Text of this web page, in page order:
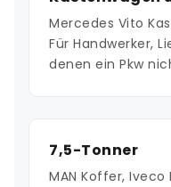
Mercedes Vito
Für Handwerker,
denen ein Pkw
7,5-Tonner
MAN Koffer, Iveco